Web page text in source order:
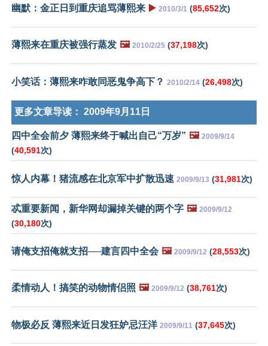
幽默：金正日到重庆追骂薄熙来 ▶️ 2010/3/1 (85,652次)
薄熙来在重庆被强行蒸发 🖼️ 2010/2/25 (37,198次)
小笑话：薄熙来咋敢同恶鬼争高下？ 2010/2/14 (26,498次)
更多文章导读： 2009年9月11日
四中全会前夕 薄熙来终于喊出自己“万岁” 🖼️ 2009/9/14
(40,591次)
惊人内幕！猪流感在北京军中扩散迅速 2009/9/13 (31,981次)
忒重要新闻，新华网却漏掉关键的两个字 🖼️ 2009/9/12
(30,180次)
请俺支招俺就支招──建言四中全会 🖼️ 2009/9/12 (28,553次)
柔情动人！搞笑的动物情侣照 🖼️ 2009/9/12 (38,761次)
物极必反 薄熙来近日发狂妒忌汪洋 2009/9/11 (37,645次)